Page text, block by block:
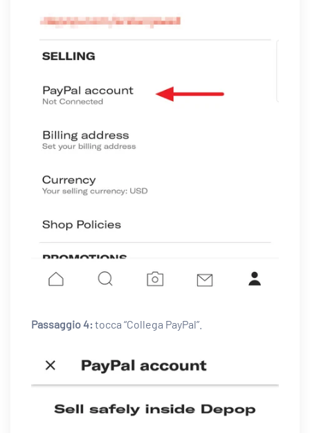
Passaggio 4:tocca “Collega PayPal”.